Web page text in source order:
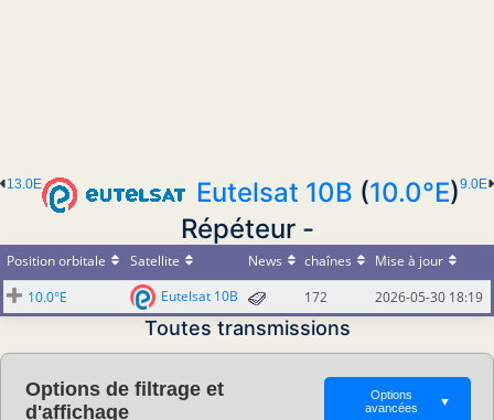
9.0E
13.0E Eutelsat 10B (10.0°E)
Répéteur -
Position orbitale Satellite News chaînes
Mise à jour
10.0°E
Eutelsat 10B 172 2026-05-30 18:19
Toutes transmissions
Options de filtrage et
d'affichage
Options
avancées
▼